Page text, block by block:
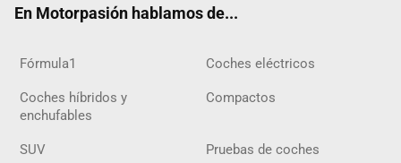
En Motorpasión hablamos de...
Fórmula1 Coches eléctricos
Coches híbridos y
enchufables
Compactos
SUV Pruebas de coches